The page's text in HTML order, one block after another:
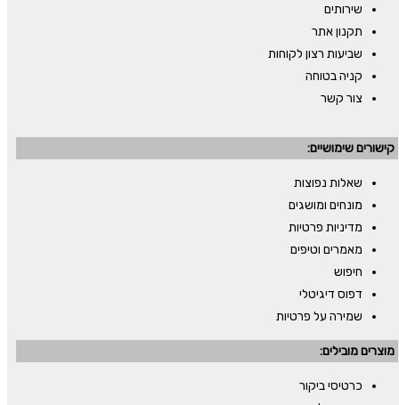
שירותים
תקנון אתר
שביעות רצון לקוחות
קניה בטוחה
צור קשר
קישורים שימושיים:
שאלות נפוצות
מונחים ומושגים
מדיניות פרטיות
מאמרים וטיפים
חיפוש
דפוס דיגיטלי
שמירה על פרטיות
מוצרים מובילים:
כרטיסי ביקור